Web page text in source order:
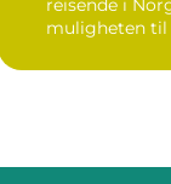
reisende i
muligheten til